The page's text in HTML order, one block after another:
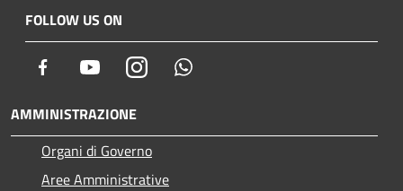
FOLLOW US ON
Facebook YoutubeInstagram
AMMINISTRAZIONE
Organi di Governo
Aree Amministrative